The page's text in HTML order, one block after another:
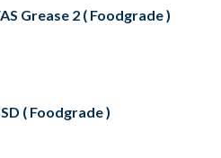
Grease 2 ( Foodgrade )
( Foodgrade )